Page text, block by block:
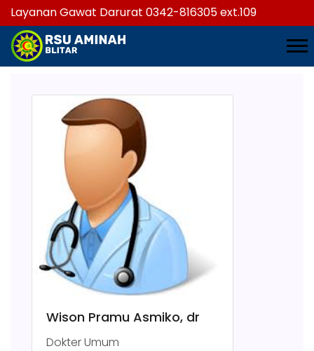
Layanan Gawat Darurat 0342-816305 ext.109
Wison Pramu Asmiko, dr
Dokter Umum